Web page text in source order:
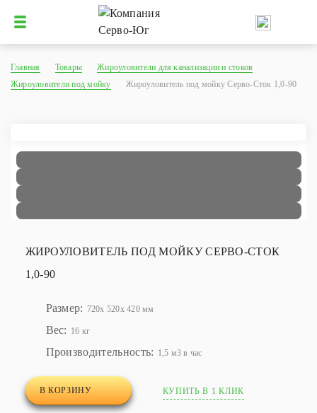
Главная Товары
Жироуловители для канализации и стоков
Жироуловители под мойку
Жироуловитель под мойку Серво-Сток 1,0-90
ЖИРОУЛОВИТЕЛЬ ПОД МОЙКУ СЕРВО-СТОК
1,0-90
Размер: 720x 520x 420 мм
Вес: 16 кг
Производительность: 1,5 м3 в час
В КОРЗИНУ КУПИТЬ В 1 КЛИК